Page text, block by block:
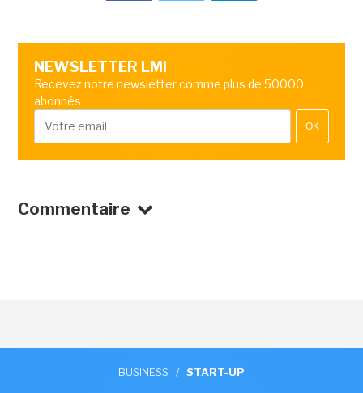
NEWSLETTER LMI
Recevez notre newsletter comme plus de 50000
abonnés
OK
Commentaire
BUSINESS / START-UP